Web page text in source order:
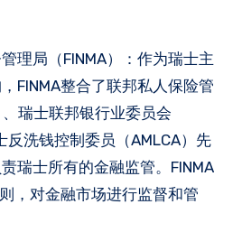
理局（FINMA）：作为瑞士主
FINMA整合了联邦私人保险管
瑞士联邦银行业委员会
反洗钱控制委员（AMLCA）先
瑞士所有的金融监管。FINMA
，对金融市场进行监督和管